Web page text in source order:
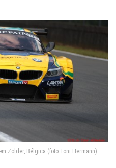
Zolder, Bélgica (foto Toni Hermann)